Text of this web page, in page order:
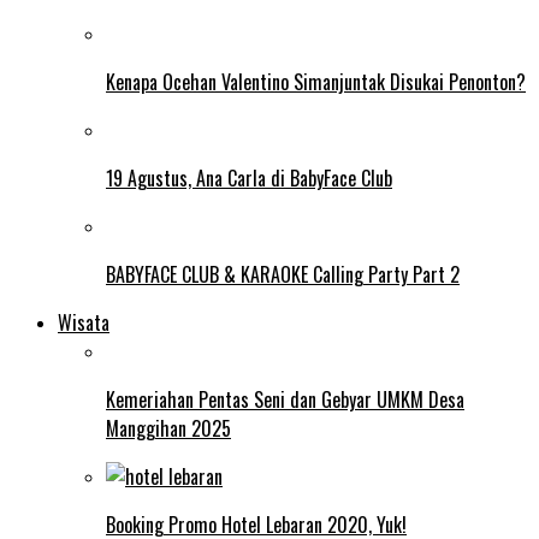
Kenapa Ocehan Valentino Simanjuntak Disukai Penonton?
19 Agustus, Ana Carla di BabyFace Club
BABYFACE CLUB & KARAOKE Calling Party Part 2
Wisata
Kemeriahan Pentas Seni dan Gebyar UMKM Desa
Manggihan 2025
Booking Promo Hotel Lebaran 2020, Yuk!